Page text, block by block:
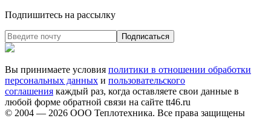
Подпишитесь на рассылку
Вы принимаете условия политики в отношении обработки
персональных данных и пользовательского
соглашения каждый раз, когда оставляете свои данные в
любой форме обратной связи на сайте tt46.ru
© 2004 — 2026 ООО Теплотехника. Все права защищены